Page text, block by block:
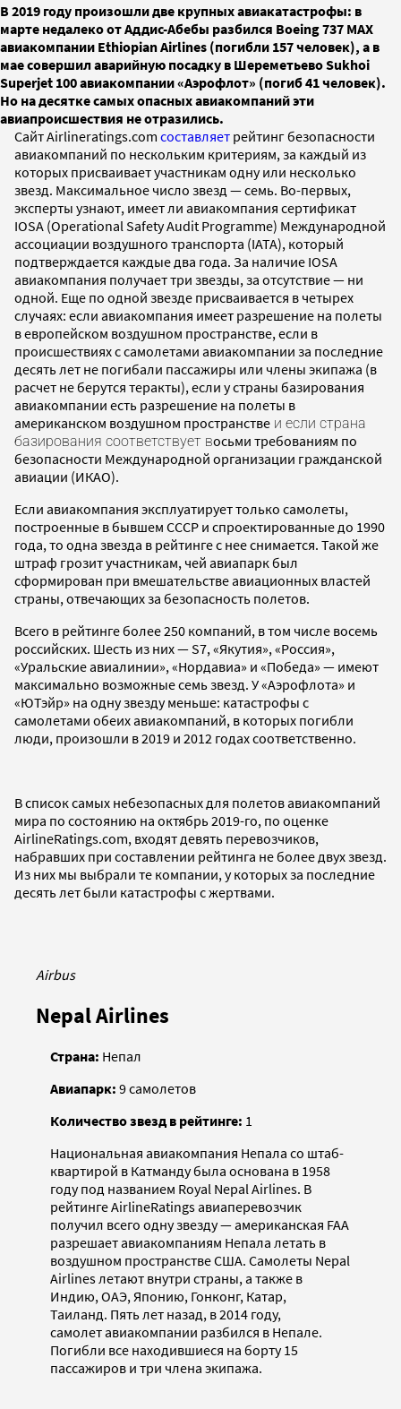
В 2019 году произошли две крупных авиакатастрофы: в
марте недалеко от Аддис-Абебы разбился Boeing 737 MAX
авиакомпании Ethiopian Airlines (погибли 157 человек), а в
мае совершил аварийную посадку в Шереметьево Sukhoi
Superjet 100 авиакомпании «Аэрофлот» (погиб 41 человек).
Но на десятке самых опасных авиакомпаний эти
авиапроисшествия не отразились.
Сайт Airlineratings.com составляет рейтинг безопасности
авиакомпаний по нескольким критериям, за каждый из
которых присваивает участникам одну или несколько
звезд. Максимальное число звезд — семь. Во-первых,
эксперты узнают, имеет ли авиакомпания сертификат
IOSA (Operational Safety Audit Programme) Международной
ассоциации воздушного транспорта (IATA), который
подтверждается каждые два года. За наличие IOSA
авиакомпания получает три звезды, за отсутствие — ни
одной. Еще по одной звезде присваивается в четырех
случаях: если авиакомпания имеет разрешение на полеты
в европейском воздушном пространстве, если в
происшествиях с самолетами авиакомпании за последние
десять лет не погибали пассажиры или члены экипажа (в
расчет не берутся теракты), если у страны базирования
авиакомпании есть разрешение на полеты в
американском воздушном пространстве и если страна
базирования соответствует восьми требованиям по
безопасности Международной организации гражданской
авиации (ИКАО).
Если авиакомпания эксплуатирует только самолеты,
построенные в бывшем СССР и спроектированные до 1990
года, то одна звезда в рейтинге с нее снимается. Такой же
штраф грозит участникам, чей авиапарк был
сформирован при вмешательстве авиационных властей
страны, отвечающих за безопасность полетов.
Всего в рейтинге более 250 компаний, в том числе восемь
российских. Шесть из них — S7, «Якутия», «Россия»,
«Уральские авиалинии», «Нордавиа» и «Победа» — имеют
максимально возможные семь звезд. У «Аэрофлота» и
«ЮТэйр» на одну звезду меньше: катастрофы с
самолетами обеих авиакомпаний, в которых погибли
люди, произошли в 2019 и 2012 годах соответственно.
В список самых небезопасных для полетов авиакомпаний
мира по состоянию на октябрь 2019-го, по оценке
AirlineRatings.com, входят девять перевозчиков,
набравших при составлении рейтинга не более двух звезд.
Из них мы выбрали те компании, у которых за последние
десять лет были катастрофы с жертвами.
Airbus
Nepal Airlines
Страна: Непал
Авиапарк: 9 самолетов
Количество звезд в рейтинге: 1
Национальная авиакомпания Непала со штаб-
квартирой в Катманду была основана в 1958
году под названием Royal Nepal Airlines. В
рейтинге AirlineRatings авиаперевозчик
получил всего одну звезду — американская FAA
разрешает авиакомпаниям Непала летать в
воздушном пространстве США. Самолеты Nepal
Airlines летают внутри страны, а также в
Индию, ОАЭ, Японию, Гонконг, Катар,
Таиланд. Пять лет назад, в 2014 году,
самолет авиакомпании разбился в Непале.
Погибли все находившиеся на борту 15
пассажиров и три члена экипажа.